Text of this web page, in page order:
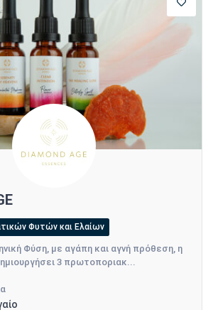
Φυτών και Ελαίων
Φύση, με αγάπη και αγνή πρόθεση, η
3 πρωτοποριακ...